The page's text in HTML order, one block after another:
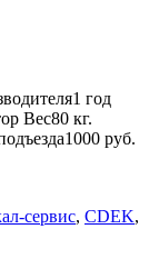
1 год
Вес80 кг.
1000 руб.
сервис, CDEK,